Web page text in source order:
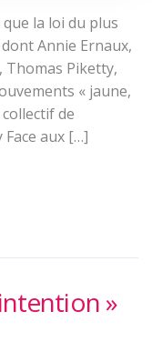
la loi du plus
Annie Ernaux,
Thomas Piketty,
« jaune,
de
aux […]
»